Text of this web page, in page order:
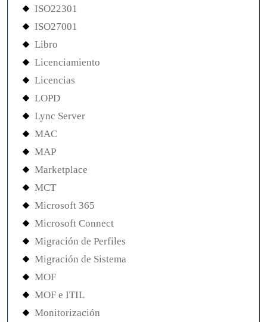
ISO22301
ISO27001
Libro
Licenciamiento
Licencias
LOPD
Lync Server
MAC
MAP
Marketplace
MCT
Microsoft 365
Microsoft Connect
Migración de Perfiles
Migración de Sistema
MOF
MOF e ITIL
Monitorización